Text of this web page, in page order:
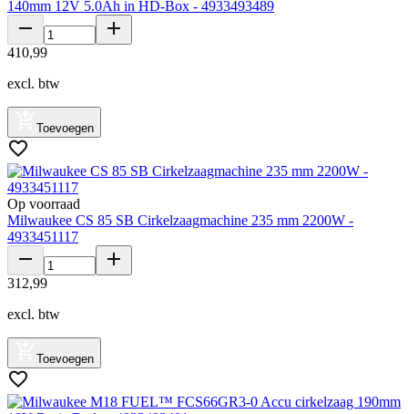
140mm 12V 5.0Ah in HD-Box - 4933493489
410,99
excl. btw
Toevoegen
Op voorraad
Milwaukee CS 85 SB Cirkelzaagmachine 235 mm 2200W -
4933451117
312,99
excl. btw
Toevoegen